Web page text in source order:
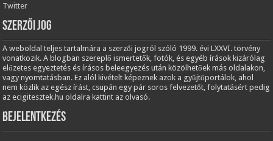
Twitter
Szerzői jog
A weboldal teljes tartalmára a szerzői jogról szóló 1999. évi LXXVI. törvény
vonatkozik. A blogban szereplő ismertetők, fotók, és egyéb írások kizárólag
előzetes egyeztetés és írásos beleegyezés után közölhetőek más oldalakon,
vagy nyomtatásban. Ez alól kivételt képeznek azok a gyűjtőportálok, ahol
nem közlik az egész írást, csupán egy pár soros felvezetőt, folytatásért pedig
az ecigitesztek.hu oldalra kattint az olvasó.
Bejelentkezés